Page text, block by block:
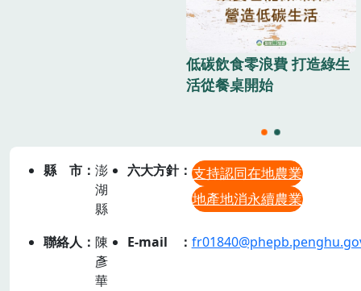
低碳飲食零浪費 打造綠生
活從餐桌開始
縣市
澎
湖
縣
六大方針
支持認同在地農業
地產地消永續農業
聯絡人
陳
彥
華
E-mail